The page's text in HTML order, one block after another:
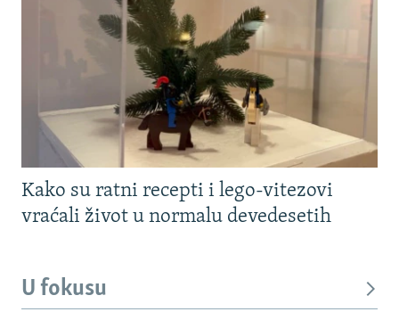
Kako su ratni recepti i lego-vitezovi
vraćali život u normalu devedesetih
U fokusu